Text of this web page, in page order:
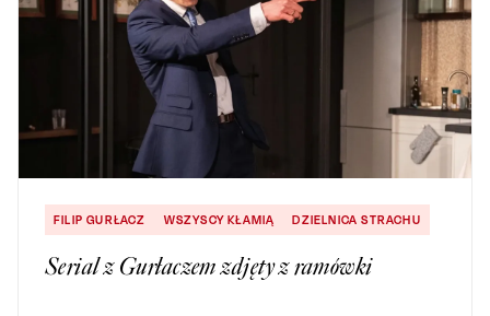
FILIP GURŁACZ WSZYSCY KŁAMIĄ DZIELNICA STRACHU
Serial z Gurłaczem zdjęty z ramówki